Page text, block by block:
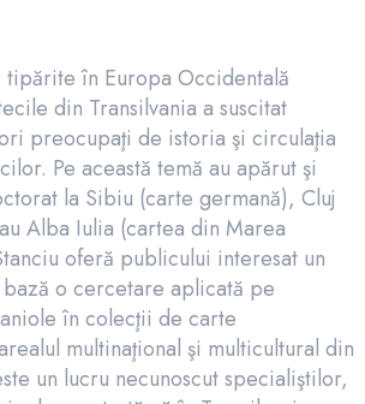
tipărite în Europa Occidentală
din Transilvania a suscitat
preocupaţi de istoria şi circulaţia
Pe această temă au apărut şi
la Sibiu (carte germană), Cluj
Alba Iulia (cartea din Marea
oferă publicului interesat un
o cercetare aplicată pe
în colecţii de carte
multinaţional şi multicultural din
un lucru necunoscut specialiştilor,